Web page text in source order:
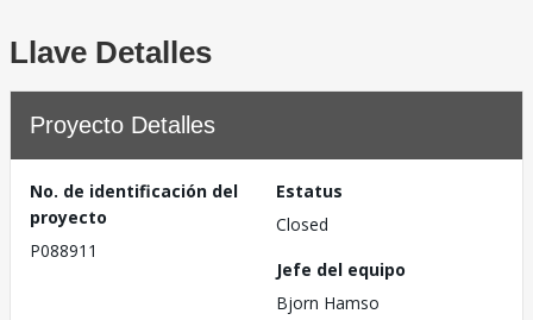
Llave Detalles
Proyecto Detalles
No. de identificación del
proyecto
P088911
Estatus
Closed
Jefe del equipo
Bjorn Hamso